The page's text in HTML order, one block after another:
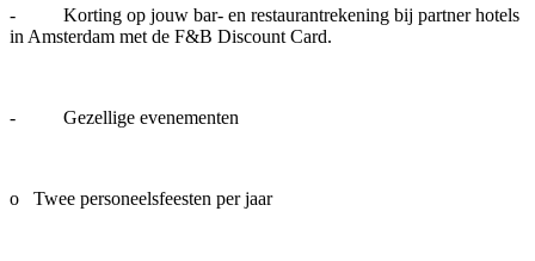
- Korting op jouw bar- en restaurantrekening bij partner hotels
in Amsterdam met de F&B Discount Card.
- Gezellige evenementen
o Twee personeelsfeesten per jaar